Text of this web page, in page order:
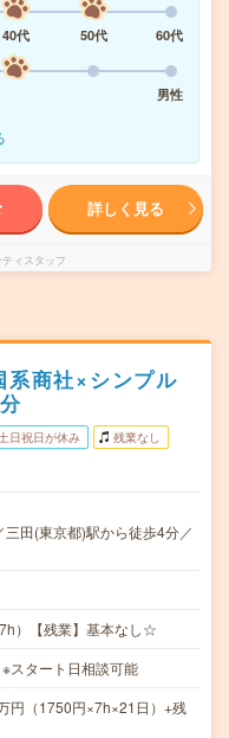
40代 50代
60代
男性
詳しく見る
ィスタッフ
系商社×シンプル
土日祝日が休み 残業なし
田(東京都)駅から徒歩4分／
）【残業】基本なし☆
スタート日相談可能
（1750円×7h×21日）+残